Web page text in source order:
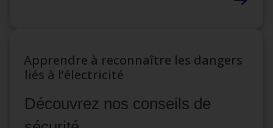
Apprendre à reconnaître les dangers
liés à l’électricité
Découvrez nos conseils de